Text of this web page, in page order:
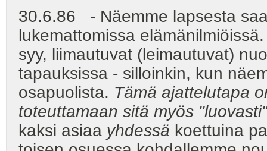
30.6.86 - Näemme lapsesta
lukemattomissa
syy, liimautuvat (leimautuvat)
tapauksissa - silloinkin, kun
osapuolista. Tämä ajattelutapa
toteuttamaan sitä myös
kaksi asiaa yhdessä koettuina